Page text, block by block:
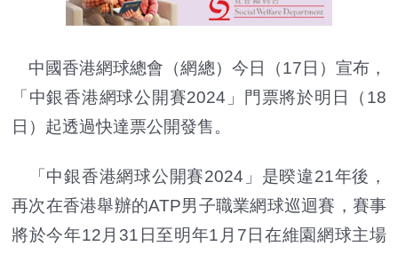
中國香港網球總會（網總）今日（17日）宣布，
「中銀香港網球公開賽2024」門票將於明日（18
日）起透過快達票公開發售。
「中銀香港網球公開賽2024」是暌違21年後，
再次在香港舉辦的ATP男子職業網球巡迴賽，賽事
將於今年12月31日至明年1月7日在維園網球主場